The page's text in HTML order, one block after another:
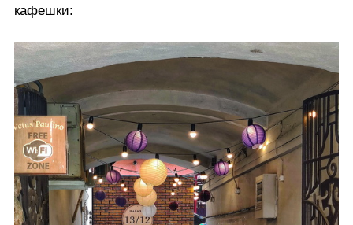
кафешки: